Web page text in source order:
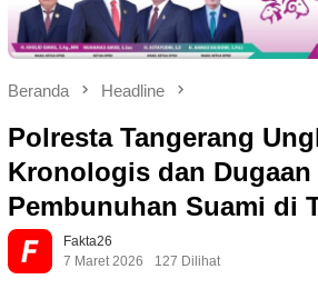
Beranda Headline
Polresta Tangerang
Kronologis dan
Pembunuhan Suami di
Fakta26
7 Maret 2026
127 Dilihat